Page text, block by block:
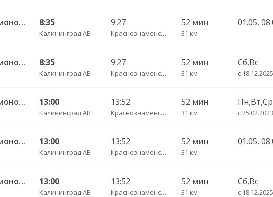
191 Калининград АВ — Багратионовск г. ч/з Стрельня п., Долгоруково п. 8:35
Калининград АВ
9:27
Краснознаменское п.
52 мин
31 км
191 Калининград АВ — Багратионовск г. ч/з Стрельня п., Долгоруково п. 8:35
Калининград АВ
9:27
Краснознаменское п.
52 мин
31 км
Сб,Вс
с 18.12.2025
191 Калининград АВ — Багратионовск г. ч/з Стрельня п., Долгоруково п. 13:00
Калининград АВ
13:52
Краснознаменское п.
52 мин
31 км с 25.02.2023
191 Калининград АВ — Багратионовск г. ч/з Стрельня п., Долгоруково п. 13:00
Калининград АВ
13:52
Краснознаменское п.
52 мин
31 км
191 Калининград АВ — Багратионовск г. ч/з Стрельня п., Долгоруково п. 13:00
Калининград АВ
13:52
Краснознаменское п.
52 мин
31 км
Сб,Вс
с 18.12.2025